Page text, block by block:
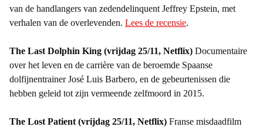
van de handlangers van zedendelinquent Jeffrey Epstein, met
verhalen van de overlevenden.Lees de recensie.
The Last Dolphin King (vrijdag 25/11, Netflix)Documentaire
over het leven en de carrière van de beroemde Spaanse
dolfijnentrainer José Luis Barbero, en de gebeurtenissen die
hebben geleid tot zijn vermeende zelfmoord in 2015.
The Lost Patient (vrijdag 25/11, Netflix)Franse misdaadfilm